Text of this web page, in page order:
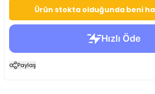
Ürün stokta olduğunda beni
Paylaş